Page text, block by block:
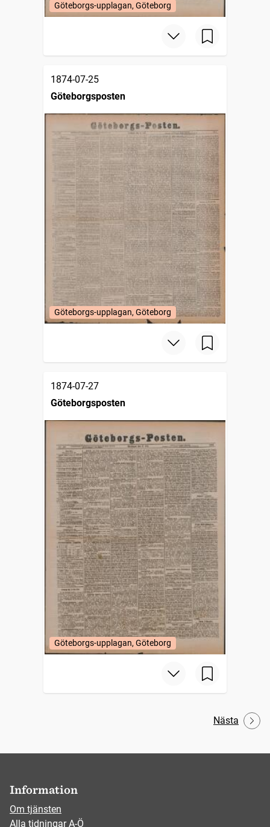
Göteborgs-upplagan, Göteborg
1874-07-25
Göteborgsposten
Göteborgs-upplagan, Göteborg
1874-07-27
Göteborgsposten
Göteborgs-upplagan, Göteborg
Nästa
Information
Om tjänsten
Alla tidningar A-Ö